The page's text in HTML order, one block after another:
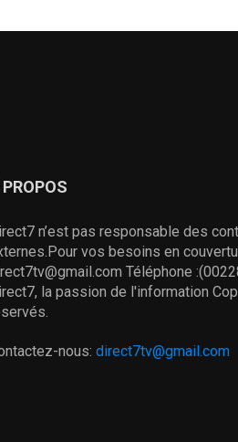
n’est pas responsable des
vos besoins en
Téléphone
la passion de l'information
nous: direct7tv@gmail.com